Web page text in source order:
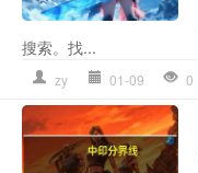
搜索。找...
zy 01-09 0